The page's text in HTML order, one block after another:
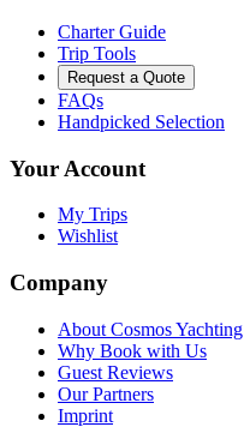
Charter Guide
Trip Tools
Request a Quote
FAQs
Handpicked Selection
Your Account
My Trips
Wishlist
Company
About Cosmos Yachting
Why Book with Us
Guest Reviews
Our Partners
Imprint